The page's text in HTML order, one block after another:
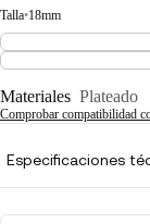
Talla•18mm
Materiales Plateado
Comprobar compatibilidad
Especificaciones